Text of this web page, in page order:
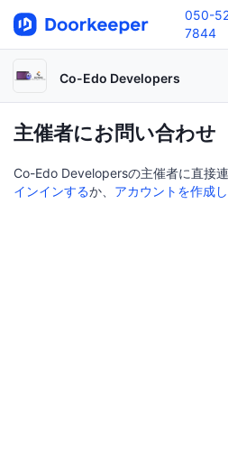
050-
7844
Co-Edo Developers
主催者にお問い合わせ
Co-Edo Developersの主催者に直接
インインするか、 アカウントを作成